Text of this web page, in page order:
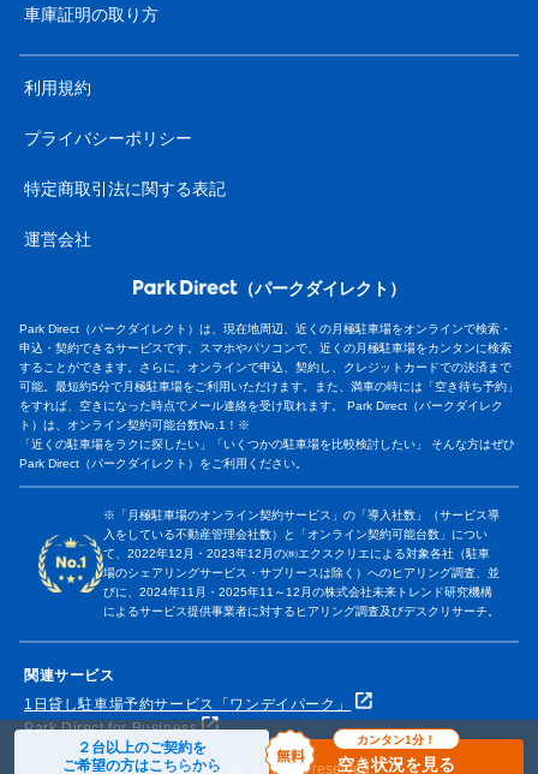
２台以上のご契約を
ご希望の方はこちらから
カンタン1分！
空き状況を見る
車庫証明の取り方
利用規約
プライバシーポリシー
特定商取引法に関する表記
運営会社
（パークダイレクト）
Park Direct（パークダイレクト）は、現在地周辺、近くの月極駐車場をオンラインで検索・
申込・契約できるサービスです。スマホやパソコンで、近くの月極駐車場をカンタンに検索
することができます。さらに、オンラインで申込、契約し、クレジットカードでの決済まで
可能。最短約5分で月極駐車場をご利用いただけます。また、満車の時には「空き待ち予約」
をすれば、空きになった時点でメール連絡を受け取れます。 Park Direct（パークダイレク
ト）は、オンライン契約可能台数No.1！※
「近くの駐車場をラクに探したい」「いくつかの駐車場を比較検討したい」 そんな方はぜひ
Park Direct（パークダイレクト）をご利用ください。
※「月極駐車場のオンライン契約サービス」の「導入社数」（サービス導
入をしている不動産管理会社数）と「オンライン契約可能台数」につい
て、2022年12月・2023年12月の㈱エクスクリエによる対象各社（駐車
場のシェアリングサービス・サブリースは除く）へのヒアリング調査、並
びに、2024年11月・2025年11～12月の株式会社未来トレンド研究機構
によるサービス提供事業者に対するヒアリング調査及びデスクリサーチ。
関連サービス
1日貸し駐車場予約サービス「ワンデイパーク」
Park Direct for Business
© Nealle Inc. All rights reserved.